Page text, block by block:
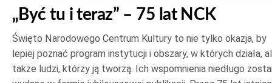
„Być tu i teraz” – 75 lat NCK
Święto Narodowego Centrum Kultury to nie tylko okazja, by
lepiej poznać program instytucji i obszary, w których działa,
także ludzi, którzy ją tworzą. Ich wspomnienia niedługo